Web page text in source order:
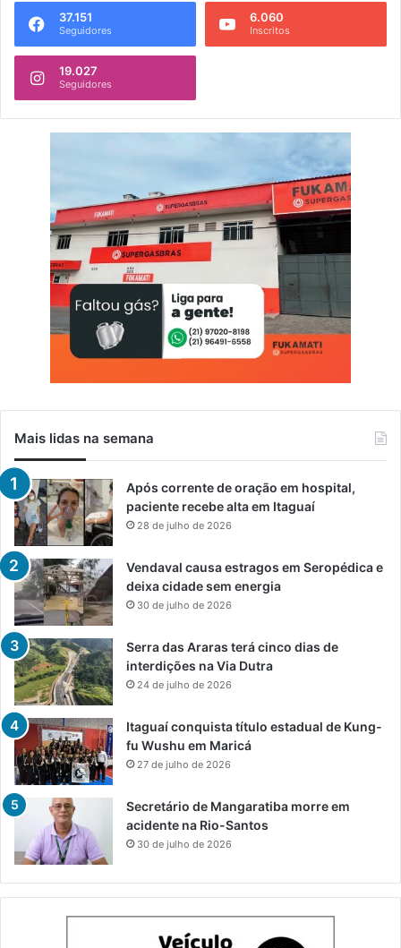
37.151
Seguidores
6.060
Inscritos
19.027
Seguidores
Mais lidas na semana
Após corrente de oração em hospital,
paciente recebe alta em Itaguaí
28 de julho de 2026
Vendaval causa estragos em Seropédica e
deixa cidade sem energia
30 de julho de 2026
Serra das Araras terá cinco dias de
interdições na Via Dutra
24 de julho de 2026
Itaguaí conquista título estadual de Kung-
fu Wushu em Maricá
27 de julho de 2026
Secretário de Mangaratiba morre em
acidente na Rio-Santos
30 de julho de 2026